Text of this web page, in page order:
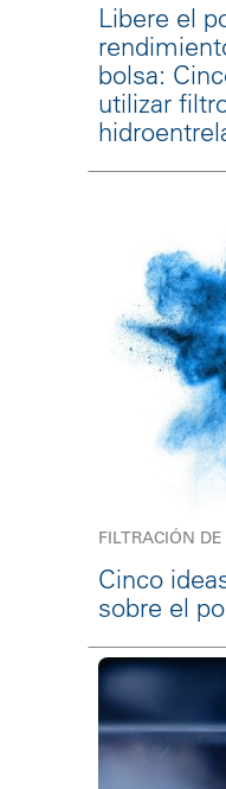
Libere el
bolsa:
utilizar
FILTRACIÓN
Cinco
sobre el